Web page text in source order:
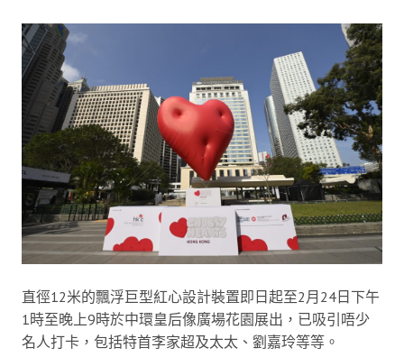
直徑12米的飄浮巨型紅心設計裝置即日起至2月24日下午
1時至晚上9時於中環皇后像廣場花園展出，已吸引唔少
名人打卡，包括特首李家超及太太、劉嘉玲等等。